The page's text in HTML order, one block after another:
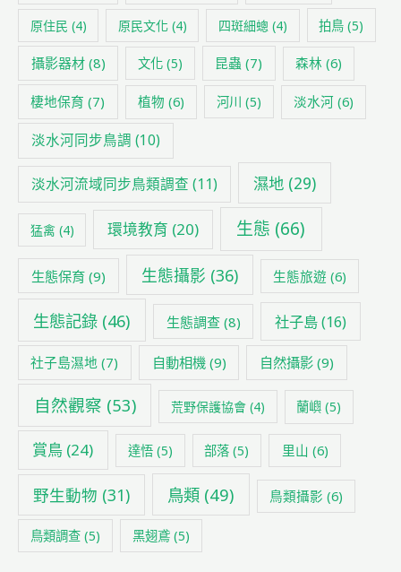
原住民 (4) 原民文化(4) 四斑細蟌 (4) 拍鳥 (5)
攝影器材(8) 文化 (5) 昆蟲 (7) 森林 (6)
棲地保育 (7) 植物 (6) 河川 (5) 淡水河 (6)
淡水河同步鳥調 (10)
淡水河流域同步鳥類調查 (11) 濕地(29)
猛禽 (4) 環境教育 (20) 生態 (66)
生態保育(9) 生態攝影 (36) 生態旅遊 (6)
生態記錄 (46) 生態調查(8) 社子島(16)
社子島濕地 (7) 自動相機(9) 自然攝影 (9)
自然觀察 (53) 荒野保護協會(4) 蘭嶼 (5)
賞鳥 (24) 達悟(5) 部落 (5) 里山 (6)
野生動物 (31) 鳥類 (49) 鳥類攝影 (6)
鳥類調查(5) 黑翅鳶(5)